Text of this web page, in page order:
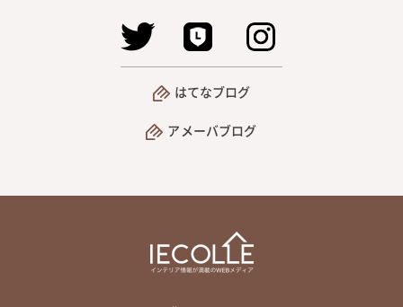
はてなブログ
アメーバブログ